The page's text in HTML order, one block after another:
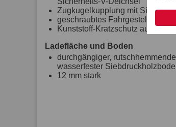
Zugkugelkupplung mit
geschraubtes Fahrgestell
Kunststoff-Kratzschutz auf
Ladefläche und Boden
durchgängiger,
wasserfester
12 mm stark